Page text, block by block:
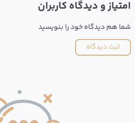
امتیاز و دیدگاه کاربران
شما هم دیدگاه خود را بنویسید
ثبت دیدگاه